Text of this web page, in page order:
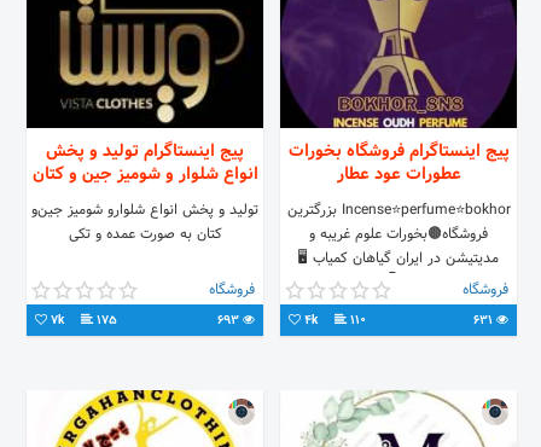
پیج اینستاگرام فروشگاه بخورات
عطورات عود عطار
Incense⭐perfume⭐bokhor بزرگترین
فروشگاه🟤بخورات علوم غریبه و
مدیتیشن در ایران گیاهان کمیاب 🖥️
سایت فروشگاهی👇مشاهده قیمت
محصول Bokhor.8n8 .ir واتس اپ ما👇
📲+09033754337
فروشگاه
110
4k
پیج اینستاگرام تولید و پخش
انواع شلوار و شومیز جین و کتان
تولید و پخش انواع شلوار‌و شومیز جین‌و
کتان به صورت عمده و تکی
فروشگاه
175
7k